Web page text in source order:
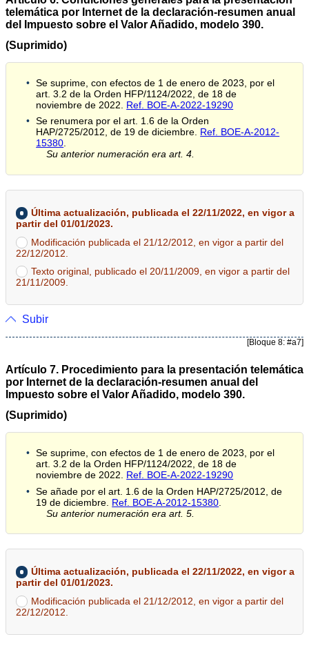
telemática por Internet de la declaración-resumen anual
del Impuesto sobre el Valor Añadido, modelo 390.
(Suprimido)
Se suprime, con efectos de 1 de enero de 2023, por el
art. 3.2 de la Orden HFP/1124/2022, de 18 de
noviembre de 2022. Ref. BOE-A-2022-19290
Se renumera por el art. 1.6 de la Orden
HAP/2725/2012, de 19 de diciembre. Ref. BOE-A-2012-
15380.
Su anterior numeración era art. 4.
Última actualización, publicada el 22/11/2022, en vigor a
partir del 01/01/2023.
Modificación publicada el 21/12/2012, en vigor a partir del
22/12/2012.
Texto original, publicado el 20/11/2009, en vigor a partir del
21/11/2009.
Subir
[Bloque 8: #a7]
Artículo 7. Procedimiento para la presentación telemática
por Internet de la declaración-resumen anual del
Impuesto sobre el Valor Añadido, modelo 390.
(Suprimido)
Se suprime, con efectos de 1 de enero de 2023, por el
art. 3.2 de la Orden HFP/1124/2022, de 18 de
noviembre de 2022. Ref. BOE-A-2022-19290
Se añade por el art. 1.6 de la Orden HAP/2725/2012, de
19 de diciembre. Ref. BOE-A-2012-15380
Su anterior numeración era art. 5.
Última actualización, publicada el 22/11/2022, en vigor a
partir del 01/01/2023.
Modificación publicada el 21/12/2012, en vigor a partir del
22/12/2012.